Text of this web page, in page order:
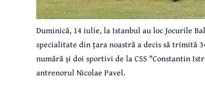
Duminică, 14 iulie, la Istanbul au loc Jocurile
specialitate din țara noastră a decis să trimită
numără și doi sportivi de la CSS "Constantin
antrenorul Nicolae Pavel.